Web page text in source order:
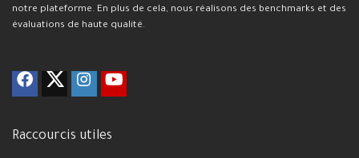
notre plateforme. En plus de cela, nous réalisons des benchmarks et des
évaluations de haute qualité.
Raccourcis utiles